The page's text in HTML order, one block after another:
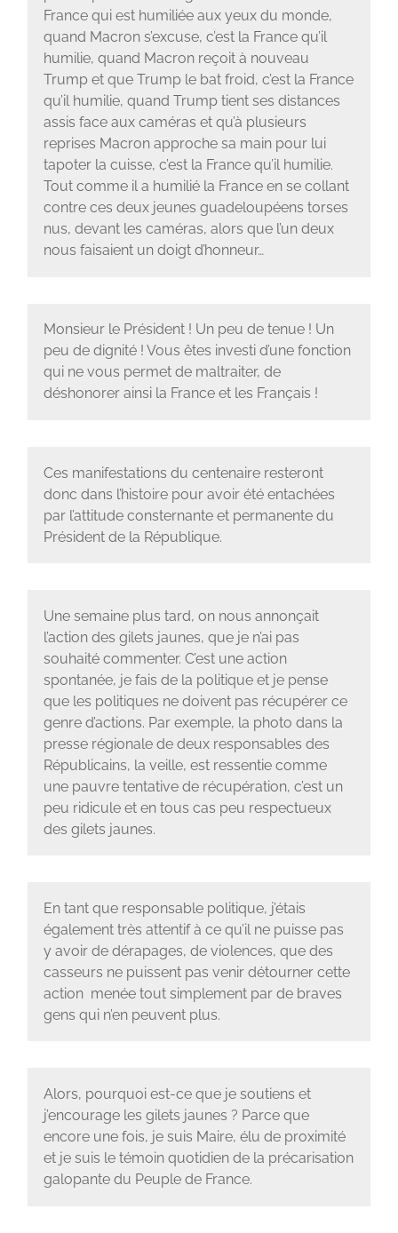
France qui est humiliée aux yeux du monde,
quand Macron s’excuse, c’est la France qu’il
humilie, quand Macron reçoit à nouveau
Trump et que Trump le bat froid, c’est la France
qu’il humilie, quand Trump tient ses distances
assis face aux caméras et qu’à plusieurs
reprises Macron approche sa main pour lui
tapoter la cuisse, c’est la France qu’il humilie.
Tout comme il a humilié la France en se collant
contre ces deux jeunes guadeloupéens torses
nus, devant les caméras, alors que l’un deux
nous faisaient un doigt d’honneur…
Monsieur le Président ! Un peu de tenue ! Un
peu de dignité ! Vous êtes investi d’une fonction
qui ne vous permet de maltraiter, de
déshonorer ainsi la France et les Français !
Ces manifestations du centenaire resteront
donc dans l’histoire pour avoir été entachées
par l’attitude consternante et permanente du
Président de la République.
Une semaine plus tard, on nous annonçait
l’action des gilets jaunes, que je n’ai pas
souhaité commenter. C’est une action
spontanée, je fais de la politique et je pense
que les politiques ne doivent pas récupérer ce
genre d’actions. Par exemple, la photo dans la
presse régionale de deux responsables des
Républicains, la veille, est ressentie comme
une pauvre tentative de récupération, c’est un
peu ridicule et en tous cas peu respectueux
des gilets jaunes.
En tant que responsable politique, j’étais
également très attentif à ce qu’il ne puisse pas
y avoir de dérapages, de violences, que des
casseurs ne puissent pas venir détourner cette
action menée tout simplement par de braves
gens qui n’en peuvent plus.
Alors, pourquoi est-ce que je soutiens et
j’encourage les gilets jaunes ? Parce que
encore une fois, je suis Maire, élu de proximité
et je suis le témoin quotidien de la précarisation
galopante du Peuple de France.